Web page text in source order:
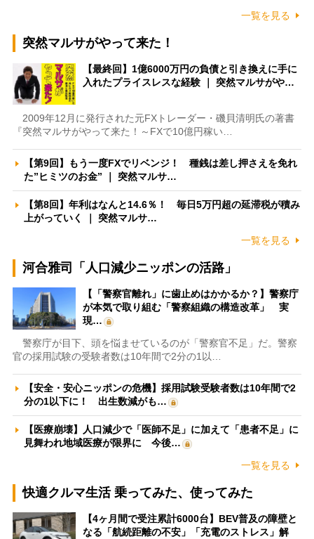
一覧を見る
突然マルサがやって来た！
【最終回】1億6000万円の負債と引き換えに手に
入れたプライスレスな経験 ｜ 突然マルサがや…
2009年12月に発行された元FXトレーダー・磯貝清明氏の著書
『突然マルサがやって来た！～FXで10億円稼い…
【第9回】もう一度FXでリベンジ！ 種銭は差し押さえを免れ
た”ヒミツのお金” ｜ 突然マルサ…
【第8回】年利はなんと14.6％！ 毎日5万円超の延滞税が積み
上がっていく ｜ 突然マルサ…
一覧を見る
河合雅司「人口減少ニッポンの活路」
【「警察官離れ」に歯止めはかかるか？】警察庁
が本気で取り組む「警察組織の構造改革」 実
現…
警察庁が目下、頭を悩ませているのが「警察官不足」だ。警察
官の採用試験の受験者数は10年間で2分の1以…
【安全・安心ニッポンの危機】採用試験受験者数は10年間で2
分の1以下に！ 出生数減がも…
【医療崩壊】人口減少で「医師不足」に加えて「患者不足」に
見舞われ地域医療が限界に 今後…
一覧を見る
快適クルマ生活 乗ってみた、使ってみた
【4ヶ月間で受注累計6000台】BEV普及の障壁と
なる「航続距離の不安」「充電のストレス」解